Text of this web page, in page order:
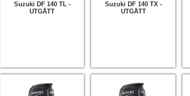
Suzuki DF 140 TL -
UTGÅTT
Suzuki DF 140 TX -
UTGÅTT